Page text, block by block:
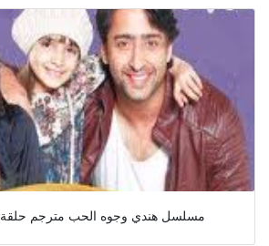
مسلسل هندي وجوه الحب مترجم حلقة 388 و الاخيرة